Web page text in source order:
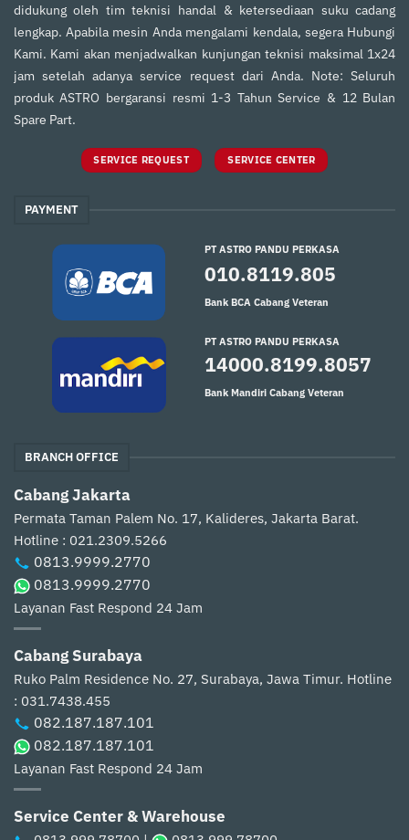
didukung oleh tim teknisi handal & ketersediaan suku cadang
lengkap. Apabila mesin Anda mengalami kendala, segera Hubungi
Kami. Kami akan menjadwalkan kunjungan teknisi maksimal 1x24
jam setelah adanya service request dari Anda. Note: Seluruh
produk ASTRO bergaransi resmi 1-3 Tahun Service & 12 Bulan
Spare Part.
SERVICE REQUEST SERVICE CENTER
PAYMENT
PT ASTRO PANDU PERKASA
010.8119.805
Bank BCA Cabang Veteran
PT ASTRO PANDU PERKASA
14000.8199.8057
Bank Mandiri Cabang Veteran
BRANCH OFFICE
Cabang Jakarta
Permata Taman Palem No. 17, Kalideres, Jakarta Barat.
Hotline : 021.2309.5266
0813.9999.2770
0813.9999.2770
Layanan Fast Respond 24 Jam
Cabang Surabaya
Ruko Palm Residence No. 27, Surabaya, Jawa Timur. Hotline
: 031.7438.455
082.187.187.101
082.187.187.101
Layanan Fast Respond 24 Jam
Service Center & Warehouse